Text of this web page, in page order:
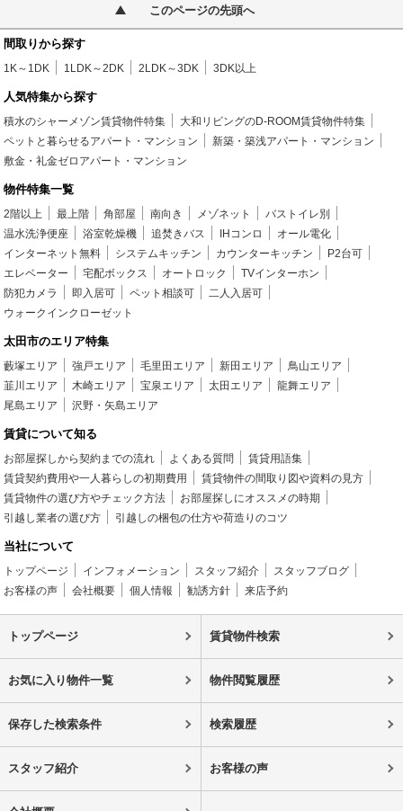
このページの先頭へ
間取りから探す
1K～1DK 1LDK～2DK 2LDK～3DK 3DK以上
人気特集から探す
積水のシャーメゾン賃貸物件特集
大和リビングのD-ROOM賃貸物件特集
ペットと暮らせるアパート・マンション
新築・築浅アパート・マンション
敷金・礼金ゼロアパート・マンション
物件特集一覧
2階以上 最上階 角部屋 南向き メゾネット
バストイレ別
温水洗浄便座
浴室乾燥機 追焚きバス IHコンロ
オール電化
インターネット無料
システムキッチン カウンターキッチン
P2台可
エレベーター
宅配ボックス オートロック
TVインターホン
防犯カメラ
即入居可 ペット相談可
二人入居可
ウォークインクローゼット
太田市のエリア特集
藪塚エリア 強戸エリア 毛里田エリア 新田エリア
鳥山エリア
韮川エリア
木崎エリア 宝泉エリア 太田エリア
龍舞エリア
尾島エリア
沢野・矢島エリア
賃貸について知る
お部屋探しから契約までの流れ よくある質問
賃貸用語集
賃貸契約費用や一人暮らしの初期費用
賃貸物件の間取り図や資料の見方
賃貸物件の選び方やチェック方法
お部屋探しにオススメの時期
引越し業者の選び方
引越しの梱包の仕方や荷造りのコツ
当社について
トップページ インフォメーション スタッフ紹介
スタッフブログ
お客様の声
会社概要 個人情報 勧誘方針 来店予約
トップページ 賃貸物件検索
お気に入り物件一覧 物件閲覧履歴
保存した検索条件 検索履歴
スタッフ紹介 お客様の声